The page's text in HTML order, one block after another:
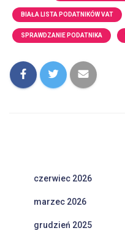
BIAŁA LISTA PODATNIKÓW VAT
SPRAWDZANIE PODATNIKA
czerwiec 2026
marzec 2026
grudzień 2025